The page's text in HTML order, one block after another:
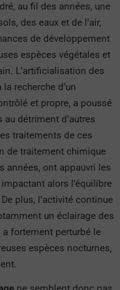
au fil des années, une
des eaux et de l’air,
de développement
espèces végétales et
L’artificialisation des
recherche d’un
et propre, a poussé
au détriment d’autres
traitements de ces
de traitement chimique
années, ont appauvri les
alors l’équilibre
plus, l’activité continue
un éclairage des
fortement perturbé le
espèces nocturnes,